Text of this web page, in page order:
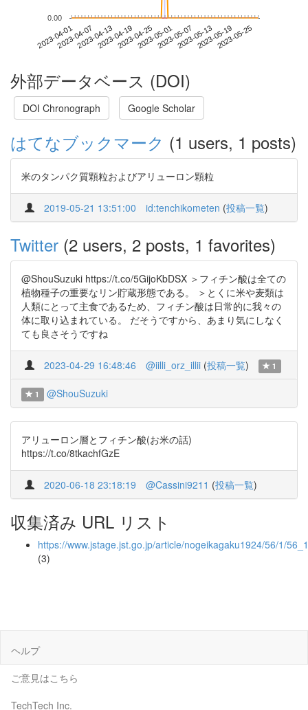
2023-04-012023-04-072023-04-132023-04-192023-04-252023-05-012023-05-072023-05-132023-05-192023-05-25
0.00
外部データベース (DOI)
DOI Chronograph Google Scholar
はてなブックマーク (1 users, 1 posts)
米のタンパク質顆粒およびアリューロン顆粒
2019-05-21 13:51:00 id:tenchikometen (投稿一覧)
Twitter (2 users, 2 posts, 1 favorites)
@ShouSuzuki https://t.co/5GijoKbDSX ＞フィチン酸は全ての
植物種子の重要なリン貯蔵形態である。 ＞とくに米や麦類は
人類にとって主食であるため、フィチン酸は日常的に我々の
体に取り込まれている。 だそうですから、あまり気にしなく
ても良さそうですね
2023-04-29 16:48:46 @iilli_orz_illii (投稿一覧) 1
1 @ShouSuzuki
アリューロン層とフィチン酸(お米の話)
https://t.co/8tkachfGzE
2020-06-18 23:18:19 @Cassini9211 (投稿一覧)
収集済み URL リスト
https://www.jstage.jst.go.jp/article/nogeikagaku1924/56/1/
(3)
ヘルプ
ご意見はこちら
TechTech Inc.